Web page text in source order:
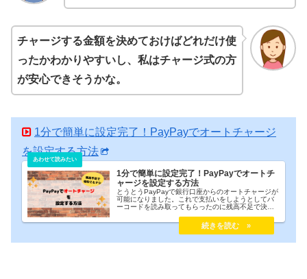
チャージする金額を決めておけばどれだけ使
ったかわかりやすいし、私はチャージ式の方
が安心できそうかな。
1分で簡単に設定完了！PayPayでオートチャージ
を設定する方法
1分で簡単に設定完了！PayPayでオートチ
ャージを設定する方法
とうとうPayPayで銀行口座からのオートチャージが
可能になりました。これで支払いをしようとしてバ
ーコードを読み取ってもらったのに残高不足で決済
チャージができるようになれば手動で行っていたチ
ャージ作業がいらなくなるのでさらに手間を減らす
設定する方法を解説します。